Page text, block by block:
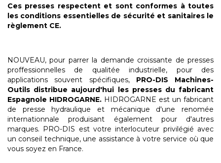
Ces presses respectent et sont conformes à toutes
les conditions essentielles de sécurité et sanitaires le
règlement CE.
NOUVEAU, pour parrer la demande croissante de presses
proffessionnelles de qualitée industrielle, pour des
applications souvent spécifiques, PRO-DIS Machines-
Outils distribue aujourd'hui les presses du fabricant
Espagnole HIDROGARNE. HIDROGARNE est un fabricant
de presse hydraulique et mécanique d'une renomée
internationnale produisant également pour d'autres
marques. PRO-DIS est votre interlocuteur privilégié avec
un conseil technique, une assistance à votre service où que
vous soyez en France.